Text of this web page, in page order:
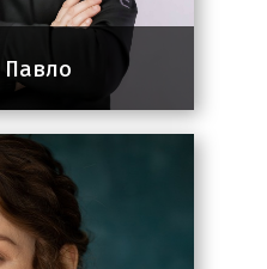
Panem
SEO та
Десятки
та США.